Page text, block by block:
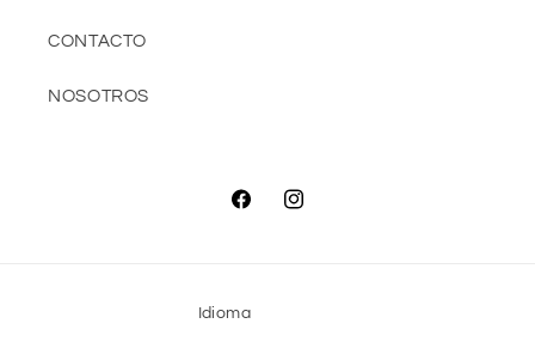
CONTACTO
NOSOTROS
FacebookInstagram
Idioma